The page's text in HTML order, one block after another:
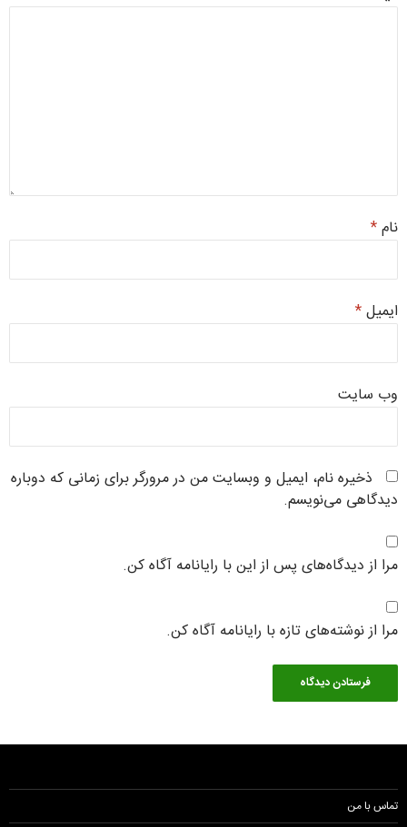
نام*
ایمیل*
وب‌ سایت
ذخیره نام، ایمیل و وبسایت من در مرورگر برای زمانی که دوباره
دیدگاهی می‌نویسم.
مرا از دیدگاه‌های پس از این با رایانامه آگاه کن.
مرا از نوشته‌های تازه با رایانامه آگاه کن.
تماس با من